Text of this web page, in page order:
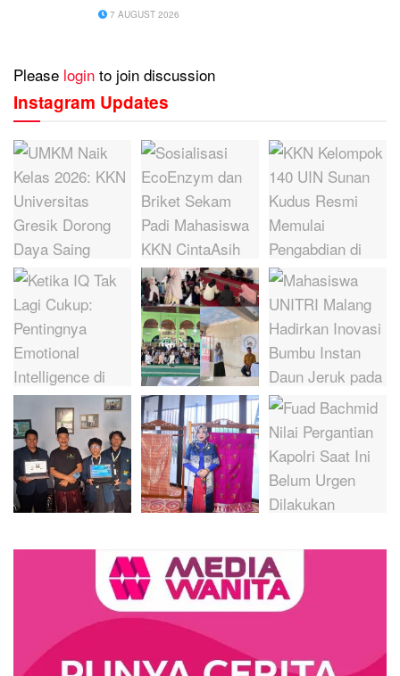
7 AUGUST 2026
Please login to join discussion
Instagram Updates